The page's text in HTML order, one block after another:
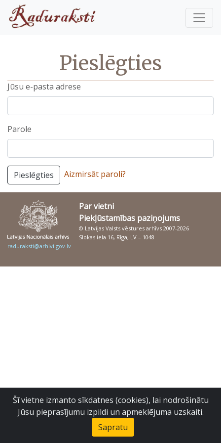
Pieslēgties
Jūsu e-pasta adrese
Parole
Pieslēgties Aizmirsāt paroli?
Par vietni
Piekļūstamības paziņojums
© Latvijas Valsts vēstures arhīvs 2007-2026
Slokas iela 16, Rīga, LV – 1048
raduraksti@arhivi.gov.lv
Šī vietne izmanto sīkdatnes (cookies), lai nodrošinātu
Jūsu pieprasījumu izpildi un apmeklējuma uzskaiti.
Sapratu